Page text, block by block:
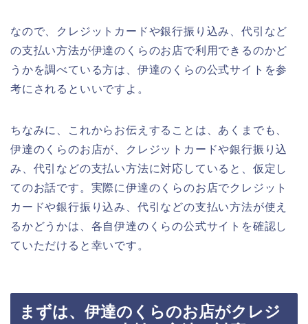
なので、クレジットカードや銀行振り込み、代引など
の支払い方法が伊達のくらのお店で利用できるのかど
うかを調べている方は、伊達のくらの公式サイトを参
考にされるといいですよ。
ちなみに、これからお伝えすることは、あくまでも、
伊達のくらのお店が、クレジットカードや銀行振り込
み、代引などの支払い方法に対応していると、仮定し
てのお話です。実際に伊達のくらのお店でクレジット
カードや銀行振り込み、代引などの支払い方法が使え
るかどうかは、各自伊達のくらの公式サイトを確認し
ていただけると幸いです。
まずは、伊達のくらのお店がクレジ